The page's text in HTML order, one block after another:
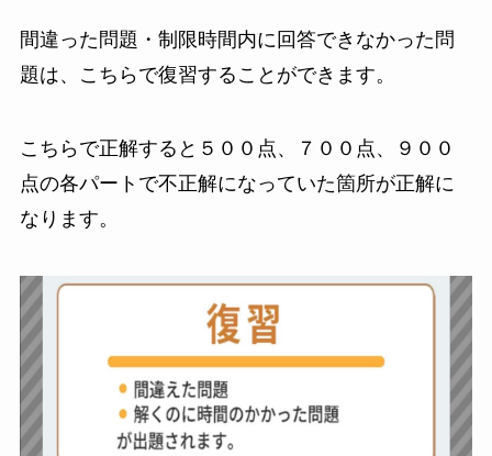
間違った問題・制限時間内に回答できなかった問
題は、こちらで復習することができます。
こちらで正解すると５００点、７００点、９００
点の各パートで不正解になっていた箇所が正解に
なります。